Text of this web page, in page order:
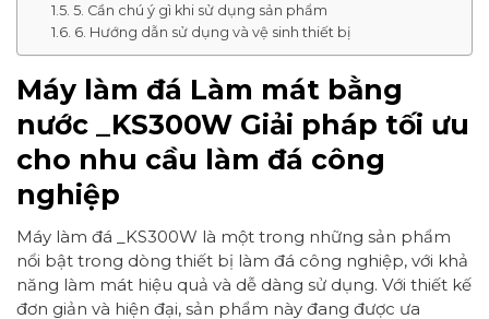
5. Cần chú ý gì khi sử dụng sản phẩm
6. Hướng dẫn sử dụng và vệ sinh thiết bị
Máy làm đá Làm mát bằng
nước _KS300W Giải pháp tối ưu
cho nhu cầu làm đá công
nghiệp
Máy làm đá _KS300W là một trong những sản phẩm
nổi bật trong dòng thiết bị làm đá công nghiệp, với khả
năng làm mát hiệu quả và dễ dàng sử dụng. Với thiết kế
đơn giản và hiện đại, sản phẩm này đang được ưa